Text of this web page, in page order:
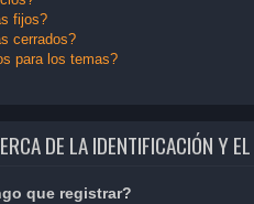
fijos?
cerrados?
para los temas?
DE LA IDENTIFICACIÓN Y
que registrar?